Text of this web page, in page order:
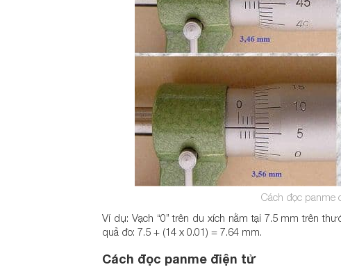
Cách đọc panme
Ví dụ: Vạch “0” trên du xích nằm tại 7.5 mm trên
quả đo: 7.5 + (14 x 0.01) = 7.64 mm.
Cách đọc panme điện tử